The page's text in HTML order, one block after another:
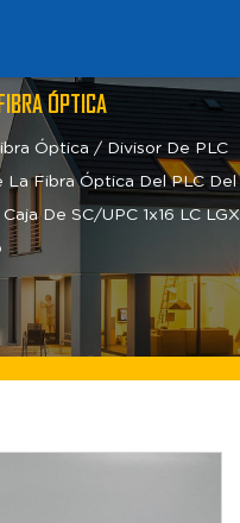
ÓPTICA
Óptica / Divisor De PLC
La Fibra Óptica Del PLC Del
De SC/UPC 1x16 LC LGX